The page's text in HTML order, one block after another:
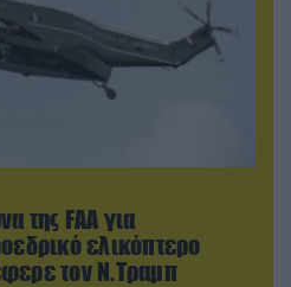
της FAA για
ελικόπτερο
τον Ν.Τραμπ